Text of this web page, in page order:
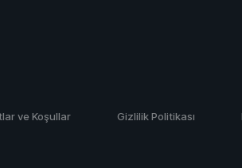
ve Koşullar Gizlilik Politikası